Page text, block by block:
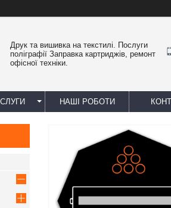
Друк та вишивка на текстилі. Послуги
поліграфії Заправка картриджів, ремонт
офісної техніки.
НАШІ РОБОТИ